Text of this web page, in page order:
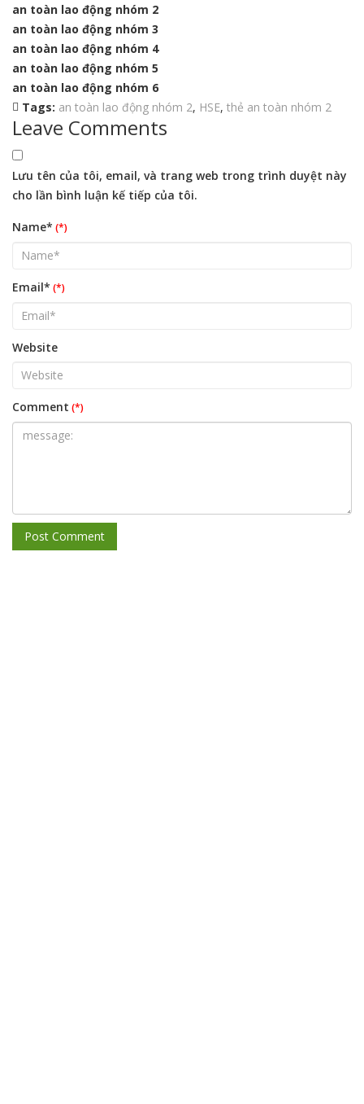
an toàn lao động nhóm 2
an toàn lao động nhóm 3
an toàn lao động nhóm 4
an toàn lao động nhóm 5
an toàn lao động nhóm 6
Tags: an toàn lao động nhóm 2, HSE, thẻ an toàn nhóm 2
Leave Comments
Lưu tên của tôi, email, và trang web trong trình duyệt này
cho lần bình luận kế tiếp của tôi.
Name*
Email*
Website
Comment